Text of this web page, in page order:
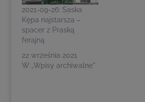
2021-09-26: Saska
Kępa najstarsza –
spacer z Praską
ferajną
22 września 2021
W „Wpisy archiwalne"